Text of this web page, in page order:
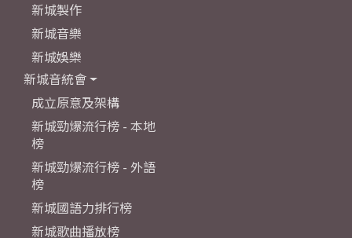
新城製作
新城音樂
新城娛樂
新城音統會
成立原意及架構
新城勁爆流行榜 - 本地
榜
新城勁爆流行榜 - 外語
榜
新城國語力排行榜
新城歌曲播放榜